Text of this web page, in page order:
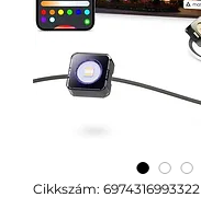
Cikkszám: 6974316993322